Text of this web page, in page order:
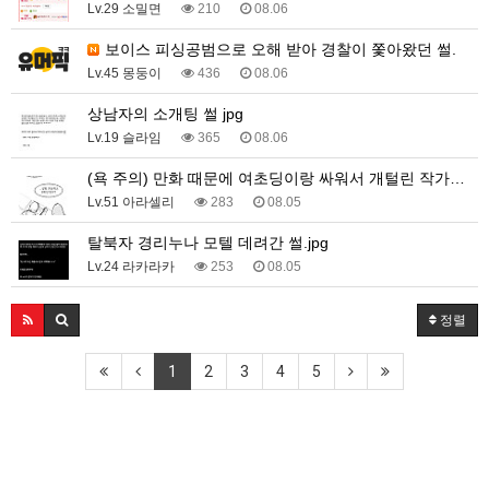
Lv.29 소밀면 210 08.06
보이스 피싱공범으로 오해 받아 경찰이 쫓아왔던 썰.
Lv.45 몽둥이 436 08.06
상남자의 소개팅 썰 jpg
Lv.19 슬라임 365 08.06
(욕 주의) 만화 때문에 여초딩이랑 싸워서 개털린 작가…
Lv.51 아라셀리 283 08.05
탈북자 경리누나 모텔 데려간 썰.jpg
Lv.24 라카라카 253 08.05
정렬
1 2 3 4 5